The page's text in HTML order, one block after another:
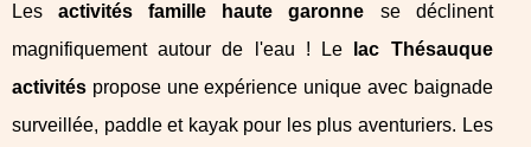
Lesactivités famille haute garonne se déclinent
magnifiquement autour de l'eau ! Le
lac Thésauque
activités propose uneexpérience unique avec baignade
surveillée, paddle et kayak pour les plus aventuriers. Les